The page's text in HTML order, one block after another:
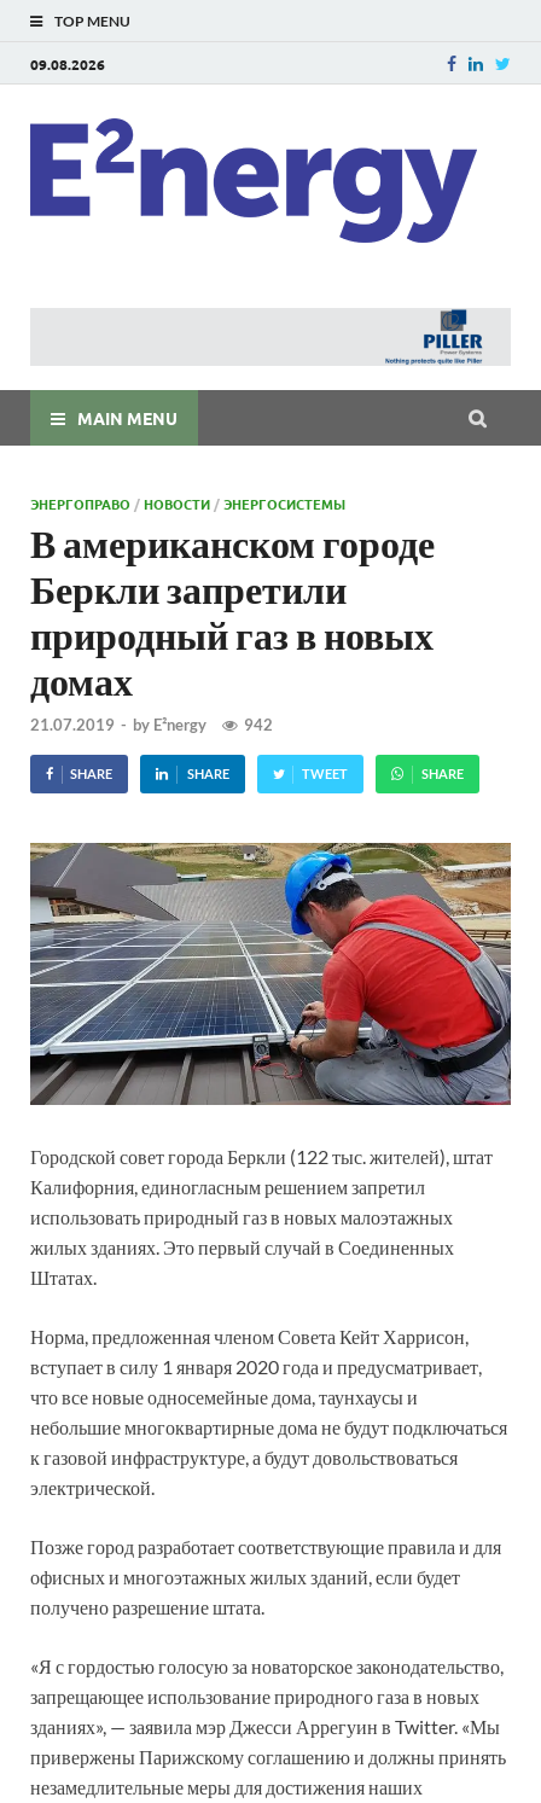
TOP MENU
09.08.2026
MAIN MENU
ЭНЕРГОПРАВО /НОВОСТИ /ЭНЕРГОСИСТЕМЫ
В американском городе
Беркли запретили
природный газ в новых
домах
21.07.2019 - by E²nergy 942
SHARE SHARE TWEET SHARE
Городской совет города Беркли (122 тыс. жителей), штат
Калифорния, единогласным решением запретил
использовать природный газ в новых малоэтажных
жилых зданиях. Это первый случай в Соединенных
Штатах.
Норма, предложенная членом Совета Кейт Харрисон,
вступает в силу 1 января 2020 года и предусматривает,
что все новые односемейные дома, таунхаусы и
небольшие многоквартирные дома не будут подключаться
к газовой инфраструктуре, а будут довольствоваться
электрической.
Позже город разработает соответствующие правила и для
офисных и многоэтажных жилых зданий, если будет
получено разрешение штата.
«Я с гордостью голосую за новаторское законодательство,
запрещающее использование природного газа в новых
зданиях», — заявила мэр Джесси Аррегуин в Twitter. «Мы
привержены Парижскому соглашению и должны принять
незамедлительные меры для достижения наших